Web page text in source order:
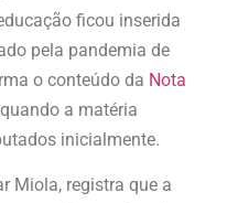
ficou inserida
pela pandemia de
o conteúdo da Nota
a matéria
inicialmente.
Miola, registra que a